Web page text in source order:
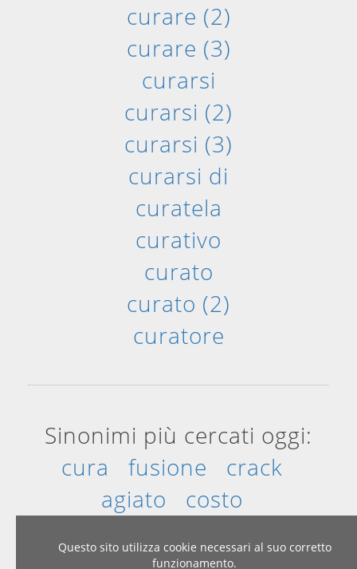
curare (2)
curare (3)
curarsi
curarsi (2)
curarsi (3)
curarsi di
curatela
curativo
curato
curato (2)
curatore
Sinonimi più cercati oggi:
cura
fusione
crack
agiato
costo
Questo sito utilizza cookie necessari al suo corretto
funzionamento.